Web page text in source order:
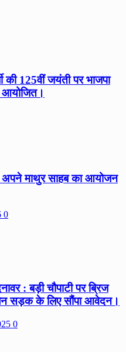
की 125वीं जयंती पर भाजपा
आयोजित।
अपने माथुर साहब का आयोजन
0
: बड़ी चौपाटी पर ब्रिज
सड़क के लिए सौंपा आवेदन।
0